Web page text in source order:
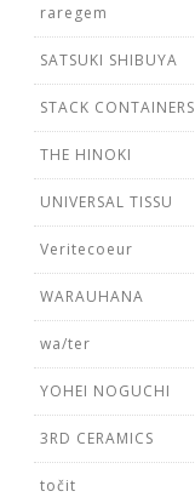
raregem
SATSUKI SHIBUYA
STACK CONTAINERS
THE HINOKI
UNIVERSAL TISSU
Veritecoeur
WARAUHANA
wa/ter
YOHEI NOGUCHI
3RD CERAMICS
točit